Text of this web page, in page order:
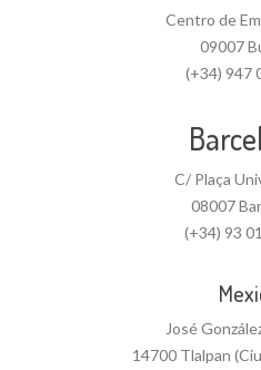
Centro de
09007
(+34) 947
C/ Plaça
08007
(+34) 93
José
14700 Tlalpan